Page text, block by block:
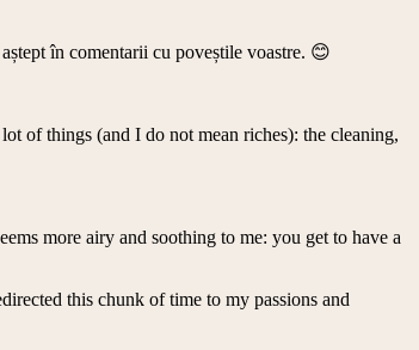
în comentarii cu poveștile voastre. 😊
of things (and I do not mean riches): the cleaning,
more airy and soothing to me: you get to have a
this chunk of time to my passions and